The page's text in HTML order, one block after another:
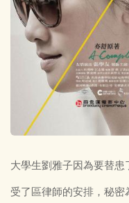
大學生劉雅子因為要替
受了區律師的安排，秘